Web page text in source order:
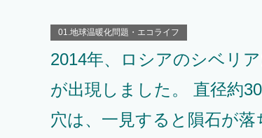
01.地球温暖化問題・エコライフ
2014年、ロシアのシベリ
が出現しました。 直径約
穴は、一見すると隕石が